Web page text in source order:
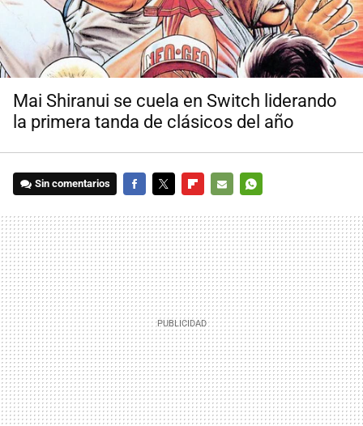
Mai Shiranui se cuela en Switch liderando
la primera tanda de clásicos del año
Sin comentarios
MAIL